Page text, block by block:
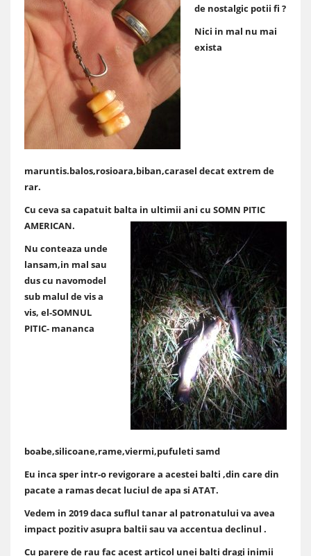
de nostalgic potii fi ?
Nici in mal nu mai
exista
maruntis.balos,rosioara,biban,carasel decat extrem de
rar.
Cu ceva sa capatuit balta in ultimii ani cu SOMN PITIC
AMERICAN.
Nu conteaza unde
lansam,in mal sau
dus cu navomodel
sub malul de vis a
vis, el-SOMNUL
PITIC- mananca
boabe,silicoane,rame,viermi,pufuleti samd
Eu inca sper intr-o revigorare a acestei balti ,din care din
pacate a ramas decat luciul de apa si ATAT.
Vedem in 2019 daca suflul tanar al patronatului va avea
impact pozitiv asupra baltii sau va accentua declinul .
Cu parere de rau fac acest articol unei balti dragi inimii